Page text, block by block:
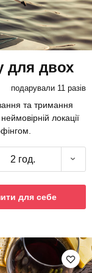
для двох
подарували 11 разів
та тримання
локації
2 год.
для себе